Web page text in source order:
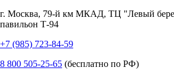
г. Москва, 79-й км МКАД, ТЦ "Левый
павильон Т-94
+7 (985) 723-84-59
8 800 505-25-65 (бесплатно по РФ)